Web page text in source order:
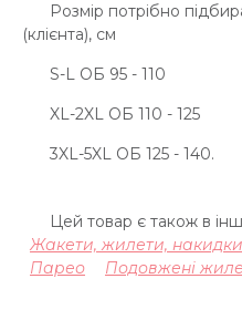
Розмір потрібно
(клієнта), см
S-L ОБ 95 - 110
XL-2XL ОБ 110 - 125
3XL-5XL ОБ 125 - 140.
Цей товар є також в
Жакети, жилети, накидки
Парео
Подовжені